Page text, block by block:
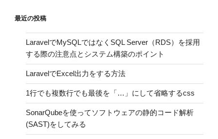
最近の投稿
LaravelでMySQLではなくSQL Server（RDS）を採用
する際の注意点とシステム構築のポイント
LaravelでExcel出力をする方法
1行でも複数行でも最後を「…」にして省略するcss
SonarQubeを使ってソフトウェアの静的コード解析
(SAST)をしてみる